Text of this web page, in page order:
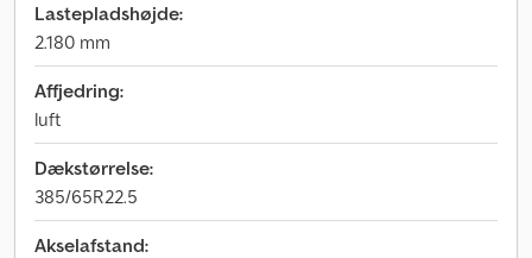
Lastepladshøjde:
2.180 mm
Affjedring:
luft
Dækstørrelse:
385/65R22.5
Akselafstand: